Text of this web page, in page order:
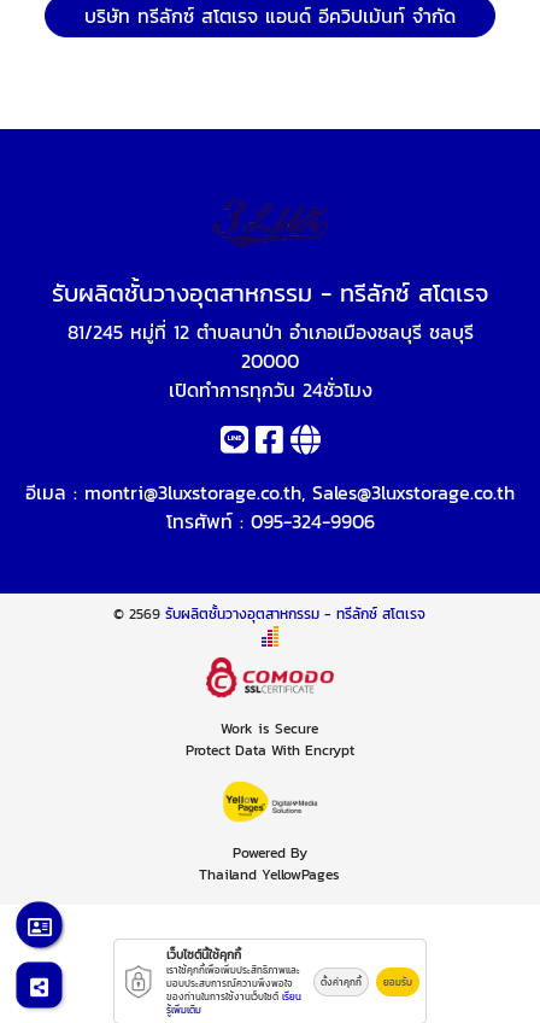
บริษัท ทรีลักซ์ สโตเรจ แอนด์ อีควิปเม้นท์ จำกัด
รับผลิตชั้นวางอุตสาหกรรม - ทรีลักซ์ สโตเรจ
81/245 หมู่ที่ 12 ตำบลนาป่า อำเภอเมืองชลบุรี ชลบุรี
20000
เปิดทำการทุกวัน 24ชั่วโมง
อีเมล : montri@3luxstorage.co.th, Sales@3luxstorage.co.th
โทรศัพท์ : 095-324-9906
© 2569รับผลิตชั้นวางอุตสาหกรรม - ทรีลักซ์ สโตเรจ
Work is Secure
Protect Data With Encrypt
Powered By
Thailand YellowPages
เว็บไซต์นี้ใช้คุกกี้
เราใช้คุกกี้เพื่อเพิ่มประสิทธิภาพและ
มอบประสบการณ์ความพึงพอใจ
ของท่านในการใช้งานเว็บไซต์ เรียน
รู้เพิ่มเติม
ตั้งค่าคุกกี้ ยอมรับ